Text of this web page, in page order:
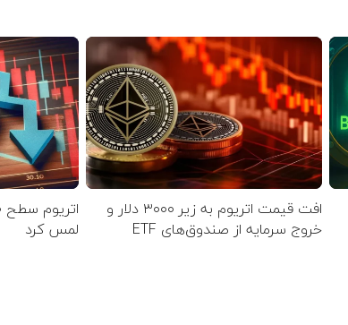
افت قیمت اتریوم به زیر ۳۰۰۰ دلار و
خروج سرمایه از صندوق‌های ETF
لمس کرد